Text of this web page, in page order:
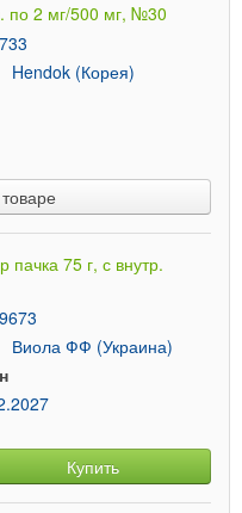
по 2 мг/500 мг, №30
Hendok (Корея)
пачка 75 г, с внутр.
Виола ФФ (Украина)
Купить